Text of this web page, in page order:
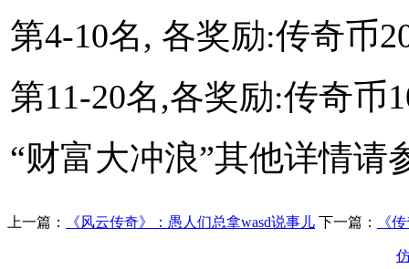
第4-10名, 各奖励:传奇币
第11-20名,各奖励:传奇币
“财富大冲浪”其他详情请
上一篇： 《风云传奇》：愚人们总拿wasd说事儿 下一篇： 《